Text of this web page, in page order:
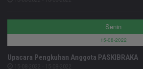
Senin
15-08-2022
Upacara Pengkuhan Anggota PASKIBRAKA